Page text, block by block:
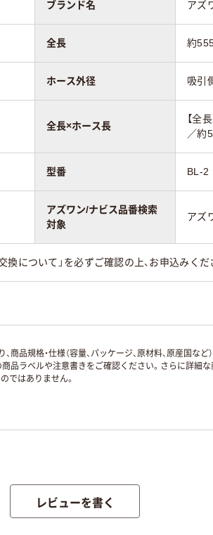
ブランド名 アズ
全長 約
ホース外径 吸引
全長×ホース長
【全
／約
型番 BL-2
アズワン/ナビス品番検索
対象
アズ
換について」を必ずご確認の上、お申込みくだ
規格・仕様（容量、パッケージ、原材料、原産国な
ラベルや注意書きをご確認ください。さらに詳細
ではありません。
レビューを書く